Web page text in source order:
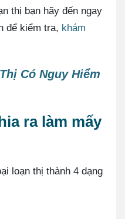
thị bạn hãy đến ngay
để kiểm tra, khám
Có Nguy Hiểm
ra làm mấy
loạn thị thành 4 dạng